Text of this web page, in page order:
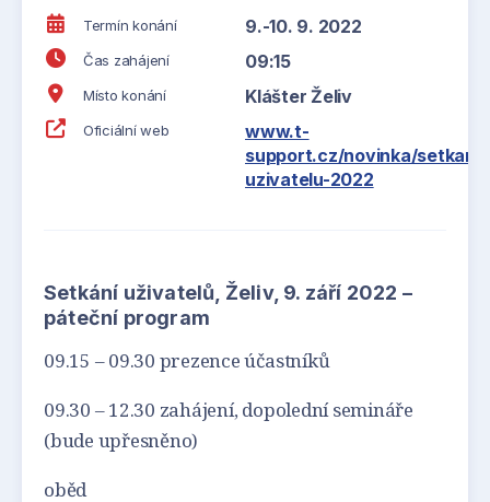
Termín konání 9.-10. 9. 2022
Čas zahájení 09:15
Místo konání Klášter Želiv
Oficiální web
www.t-
support.cz/novinka/setkani-
uzivatelu-2022
Setkání uživatelů, Želiv, 9. září 2022 –
páteční program
09.15 – 09.30 prezence účastníků
09.30 – 12.30 zahájení, dopolední semináře
(bude upřesněno)
oběd